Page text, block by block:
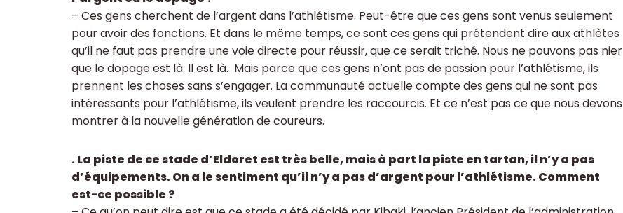
– Ces gens cherchent de l’argent dans l’athlétisme. Peut-être que ces gens sont venus seulement
pour avoir des fonctions. Et dans le même temps, ce sont ces gens qui prétendent dire aux athlètes
qu’il ne faut pas prendre une voie directe pour réussir, que ce serait triché. Nous ne pouvons pas nier
que le dopage est là. Il est là. Mais parce que ces gens n’ont pas de passion pour l’athlétisme, ils
prennent les choses sans s’engager. La communauté actuelle compte des gens qui ne sont pas
intéressants pour l’athlétisme, ils veulent prendre les raccourcis. Et ce n’est pas ce que nous devons
montrer à la nouvelle génération de coureurs.
. La piste de ce stade d’Eldoret est très belle, mais à part la piste en tartan, il n’y a pas
d’équipements. On a le sentiment qu’il n’y a pas d’argent pour l’athlétisme. Comment
est-ce possible ?